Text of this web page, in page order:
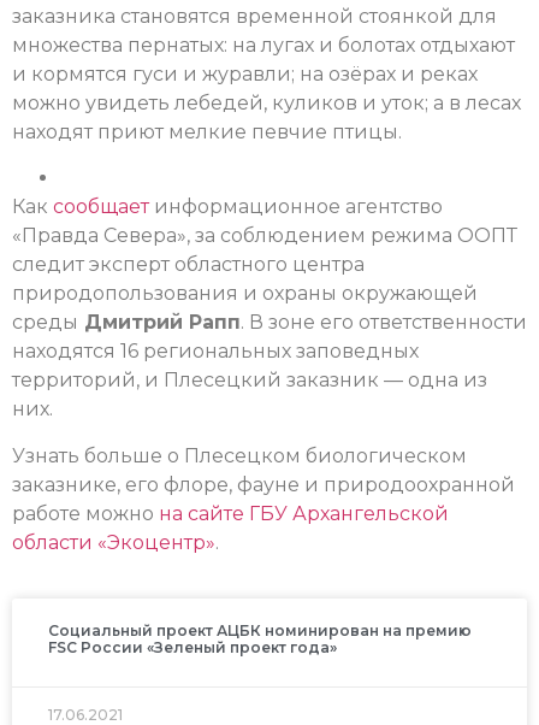
заказника становятся временной стоянкой для
множества пернатых: на лугах и болотах отдыхают
и кормятся гуси и журавли; на озёрах и реках
можно увидеть лебедей, куликов и уток; а в лесах
находят приют мелкие певчие птицы.
Как сообщаетинформационное агентство
«Правда Севера», за соблюдением режима ООПТ
следит эксперт областного центра
природопользования и охраны окружающей
среды Дмитрий Рапп. В зоне его ответственности
находятся 16 региональных заповедных
территорий, и Плесецкий заказник — одна из
них.
Узнать больше о Плесецком биологическом
заказнике, его флоре, фауне и природоохранной
работе можно на сайте ГБУ Архангельской
области «Экоцентр».
Социальный проект АЦБК номинирован на премию
FSC России «Зеленый проект года»
17.06.2021